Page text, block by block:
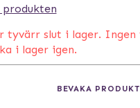
tyvärr slut i lager.
i lager igen.
BEVAKA PRODUKT